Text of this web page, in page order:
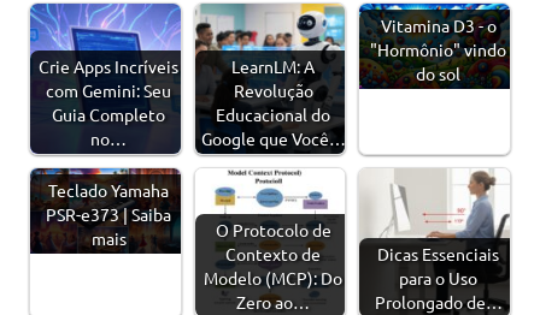
Crie Apps Incríveis
com Gemini: Seu
Guia Completo
no…
LearnLM: A
Revolução
Educacional do
Google que Você…
Vitamina D3 - o
"Hormônio" vindo
do sol
Teclado Yamaha
PSR-e373 | Saiba
mais
O Protocolo de
Contexto de
Modelo (MCP): Do
Zero ao…
Dicas Essenciais
para o Uso
Prolongado de…